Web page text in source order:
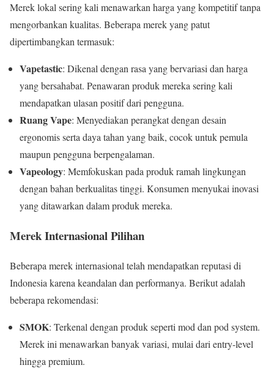
Merek lokal sering kali menawarkan harga yang kompetitif tanpa
mengorbankan kualitas. Beberapa merek yang patut
dipertimbangkan termasuk:
Vapetastic: Dikenal dengan rasa yang bervariasi dan harga
yang bersahabat. Penawaran produk mereka sering kali
mendapatkan ulasan positif dari pengguna.
Ruang Vape: Menyediakan perangkat dengan desain
ergonomis serta daya tahan yang baik, cocok untuk pemula
maupun pengguna berpengalaman.
Vapeology: Memfokuskan pada produk ramah lingkungan
dengan bahan berkualitas tinggi. Konsumen menyukai inovasi
yang ditawarkan dalam produk mereka.
Merek Internasional Pilihan
Beberapa merek internasional telah mendapatkan reputasi di
Indonesia karena keandalan dan performanya. Berikut adalah
beberapa rekomendasi:
SMOK: Terkenal dengan produk seperti mod dan pod system.
Merek ini menawarkan banyak variasi, mulai dari entry-level
hingga premium.